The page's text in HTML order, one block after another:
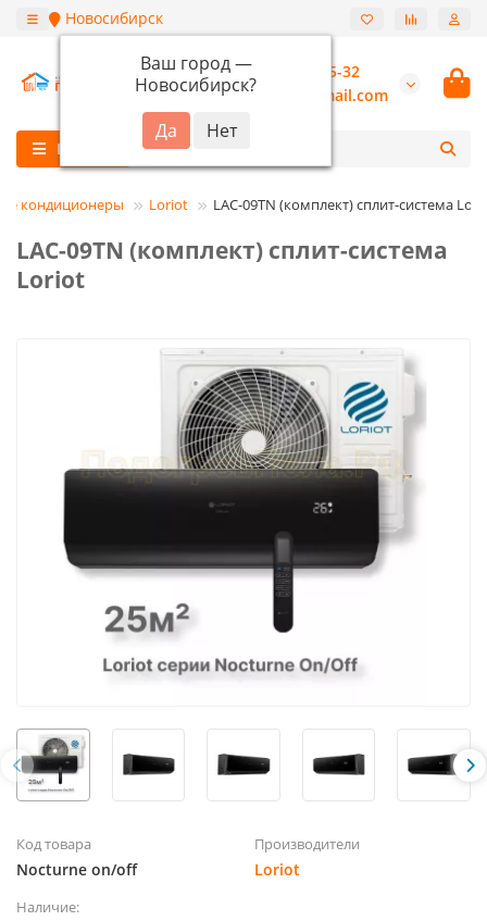
Новосибирск
Ваш город —
Новосибирск?
+7 (913) 987-55-32
burannsk@gmail.com
Каталог
кондиционеры Loriot LAC-09TN (комплект) сплит-система
LAC-09TN (комплект) сплит-система
Loriot
Код товара
Nocturne on/off
Производители
Loriot
Наличие: